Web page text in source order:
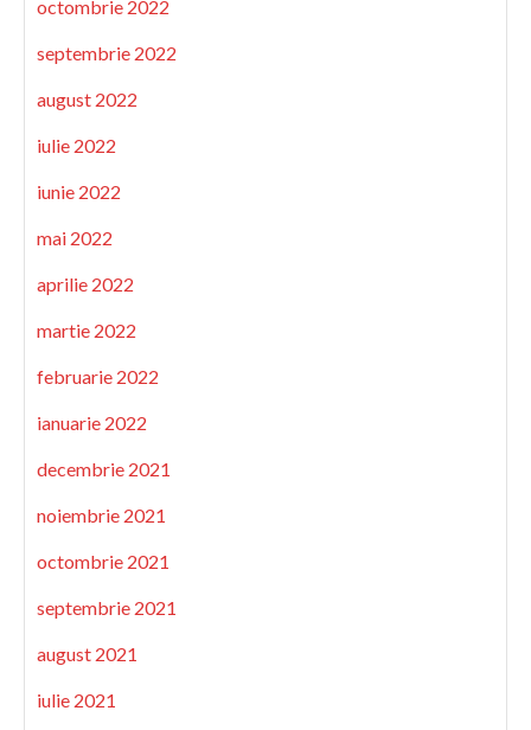
octombrie 2022
septembrie 2022
august 2022
iulie 2022
iunie 2022
mai 2022
aprilie 2022
martie 2022
februarie 2022
ianuarie 2022
decembrie 2021
noiembrie 2021
octombrie 2021
septembrie 2021
august 2021
iulie 2021